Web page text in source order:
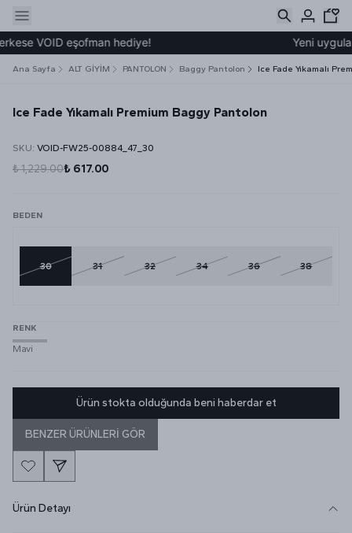
VOID eşofman hediye! Yeni
Ana Sayfa ALT GİYİM PANTOLON Baggy Pantolon Ice Fade Yıkamalı
Ice Fade Yıkamalı Premium Baggy Pantolon
SKU: VOID-FW25-00884_47_30
₺ 1,229.00₺ 617.00
BEDEN
30 31 32 34 36 38
RENK
Mavi
Ürün stokta olduğunda beni haberdar et
BENZER ÜRÜNLERİ GÖR
Ürün Detayı